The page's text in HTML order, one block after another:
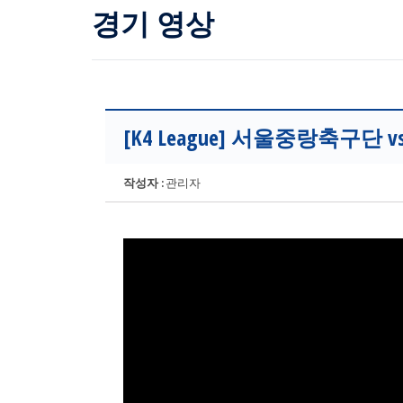
경기 영상
[K4 League] 서울중랑축구단
작성자 :관리자